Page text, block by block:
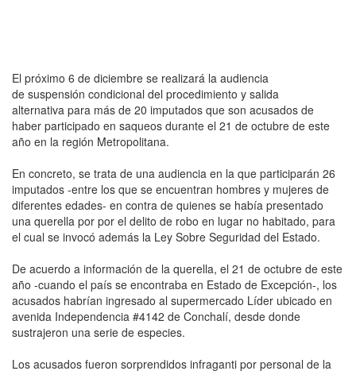
El próximo 6 de diciembre se realizará la audiencia
de suspensión condicional del procedimiento y salida
alternativa para más de 20 imputados que son acusados de
haber participado en saqueos durante el 21 de octubre de este
año en la región Metropolitana.
En concreto, se trata de una audiencia en la que participarán 26
imputados -entre los que se encuentran hombres y mujeres de
diferentes edades- en contra de quienes se había presentado
una querella por por el delito de robo en lugar no habitado, para
el cual se invocó además la Ley Sobre Seguridad del Estado.
De acuerdo a información de la querella, el 21 de octubre de este
año -cuando el país se encontraba en Estado de Excepción-, los
acusados habrían ingresado al supermercado Líder ubicado en
avenida Independencia #4142 de Conchalí, desde donde
sustrajeron una serie de especies.
Los acusados fueron sorprendidos infraganti por personal de la